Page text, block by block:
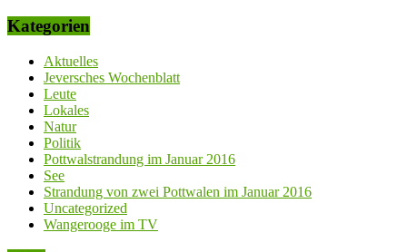
Kategorien
Aktuelles
Jeversches Wochenblatt
Leute
Lokales
Natur
Politik
Pottwalstrandung im Januar 2016
See
Strandung von zwei Pottwalen im Januar 2016
Uncategorized
Wangerooge im TV